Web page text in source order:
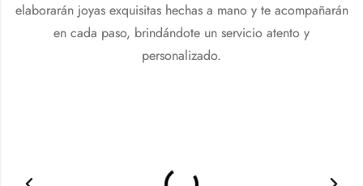
elaborarán joyas exquisitas hechas a mano y te acompañarán
en cada paso, brindándote un servicio atento y
personalizado.